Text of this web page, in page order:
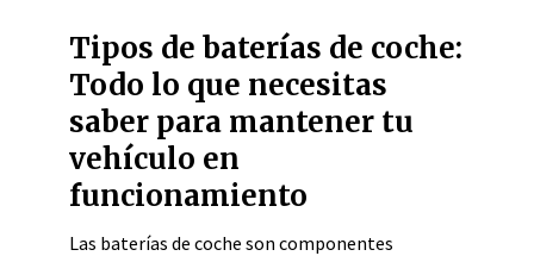
Tipos de baterías de coche:
Todo lo que necesitas
saber para mantener tu
vehículo en
funcionamiento
Las baterías de coche son componentes